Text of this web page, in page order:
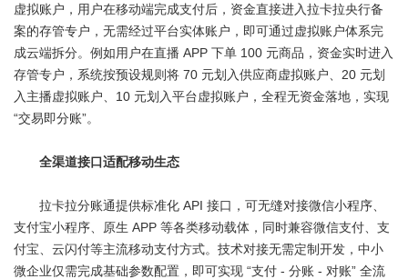
虚拟账户，用户在移动端完成支付后，资金直接进入拉卡拉央行备
案的存管专户，无需经过平台实体账户，即可通过虚拟账户体系完
成云端拆分。例如用户在直播 APP 下单 100 元商品，资金实时进入
存管专户，系统按预设规则将 70 元划入供应商虚拟账户、20 元划
入主播虚拟账户、10 元划入平台虚拟账户，全程无资金落地，实现
“交易即分账”。
全渠道接口适配移动生态
拉卡拉分账通提供标准化 API 接口，可无缝对接微信小程序、
支付宝小程序、原生 APP 等各类移动载体，同时兼容微信支付、支
付宝、云闪付等主流移动支付方式。技术对接无需定制开发，中小
微企业仅需完成基础参数配置，即可实现 “支付 - 分账 - 对账” 全流